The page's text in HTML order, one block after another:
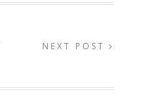
NEXT POST